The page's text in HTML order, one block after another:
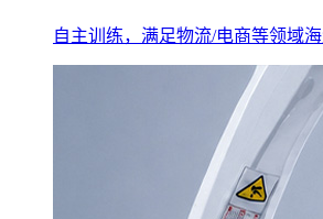
自主训练，满足物流/电商等领域海